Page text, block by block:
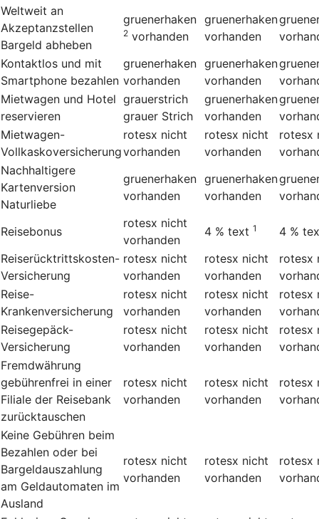
Weltweit an
Akzeptanzstellen
Bargeld abheben
gruenerhaken
2 vorhanden
gruenerhaken
vorhanden
Kontaktlos und mit
Smartphone bezahlen
gruenerhaken
vorhanden
gruenerhaken
vorhanden
Mietwagen und Hotel
reservieren
grauerstrich
grauer Strich
gruenerhaken
vorhanden
Mietwagen-
Vollkaskoversicherung
rotesx nicht
vorhanden
rotesx nicht
vorhanden
rotesx
Nachhaltigere
Kartenversion
Naturliebe
gruenerhaken
vorhanden
gruenerhaken
vorhanden
Reisebonus
rotesx nicht
vorhanden
4 % text 1 4 %
Reiserücktrittskosten-
Versicherung
rotesx nicht
vorhanden
rotesx nicht
vorhanden
rotesx
Reise-
Krankenversicherung
rotesx nicht
vorhanden
rotesx nicht
vorhanden
rotesx
Reisegepäck-
Versicherung
rotesx nicht
vorhanden
rotesx nicht
vorhanden
rotesx
Fremdwährung
gebührenfrei in einer
Filiale der Reisebank
zurücktauschen
rotesx nicht
vorhanden
rotesx nicht
vorhanden
rotesx
Keine Gebühren beim
Bezahlen oder bei
Bargeldauszahlung
am Geldautomaten im
Ausland
rotesx nicht
vorhanden
rotesx nicht
vorhanden
rotesx